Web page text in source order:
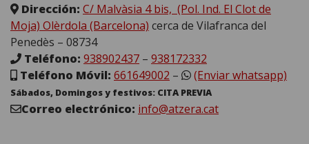
Dirección: C/ Malvàsia 4 bis, (Pol. Ind. El Clot de
Moja) Olèrdola (Barcelona) cerca de Vilafranca del
Penedès – 08734
Teléfono: 938902437 – 938172332
Teléfono Móvil: 661649002 – (Enviar whatsapp)
Sábados, Domingos y festivos: CITA PREVIA
Correo electrónico: info@atzera.cat